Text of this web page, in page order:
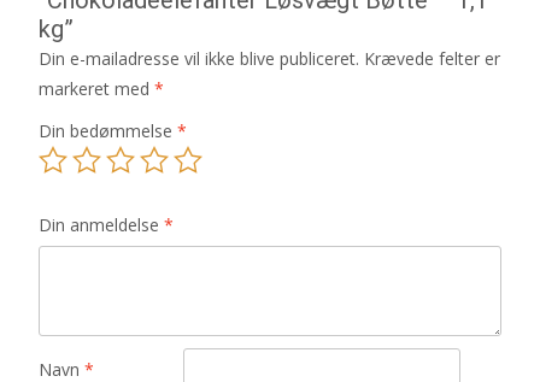
kg”
Din e-mailadresse vil ikke blive publiceret. Krævede felter er
markeret med *
Din bedømmelse *
Din anmeldelse *
Navn *